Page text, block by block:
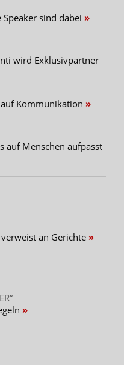
Speaker sind dabei
wird Exklusivpartner
Kommunikation
auf Menschen aufpasst
an Gerichte